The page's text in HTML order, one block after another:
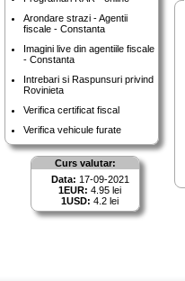
Arondare strazi - Agentii
fiscale - Constanta
Imagini live din agentiile fiscale
- Constanta
Intrebari si Raspunsuri privind
Rovinieta
Verifica certificat fiscal
Verifica vehicule furate
Curs valutar:
Data: 17-09-2021
1EUR: 4.95 lei
1USD: 4.2 lei